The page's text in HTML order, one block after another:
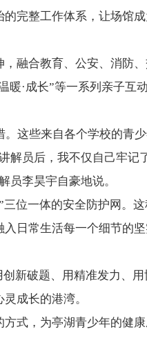
完整工作体系，让场馆
融合教育、公安、消防
·成长”等一系列亲子互
这些来自各个学校的青
解员后，我不仅自己牢记
员李昊宇自豪地说。
位一体的安全防护网。
日常生活每一个细节的坚
新破题、用精准发力、
成长的港湾。
式，为亭湖青少年的健